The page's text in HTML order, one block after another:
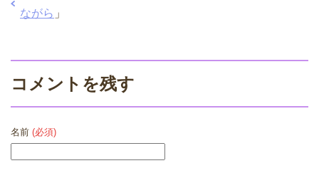
ながら 」
コメントを残す
名前 (必須)